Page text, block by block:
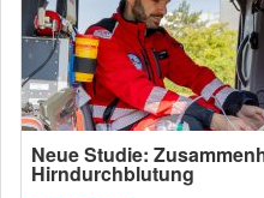
Neue Studie:
Hirndurchblutung